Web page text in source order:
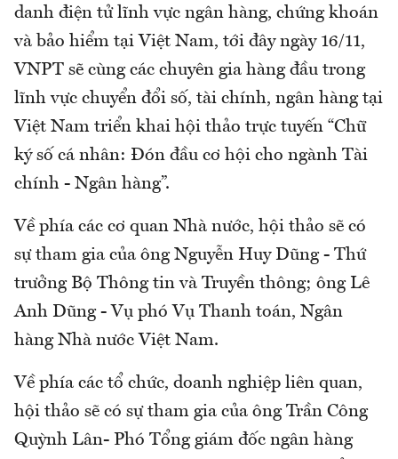
danh điện tử lĩnh vực ngân hàng, chứng khoán
và bảo hiểm tại Việt Nam, tới đây ngày 16/11,
VNPT sẽ cùng các chuyên gia hàng đầu trong
lĩnh vực chuyển đổi số, tài chính, ngân hàng tại
Việt Nam triển khai hội thảo trực tuyến “Chữ
ký số cá nhân: Đón đầu cơ hội cho ngành Tài
chính - Ngân hàng”.
Về phía các cơ quan Nhà nước, hội thảo sẽ có
sự tham gia của ông Nguyễn Huy Dũng - Thứ
trưởng Bộ Thông tin và Truyền thông; ông Lê
Anh Dũng - Vụ phó Vụ Thanh toán, Ngân
hàng Nhà nước Việt Nam.
Về phía các tổ chức, doanh nghiệp liên quan,
hội thảo sẽ có sự tham gia của ông Trần Công
Quỳnh Lân- Phó Tổng giám đốc ngân hàng